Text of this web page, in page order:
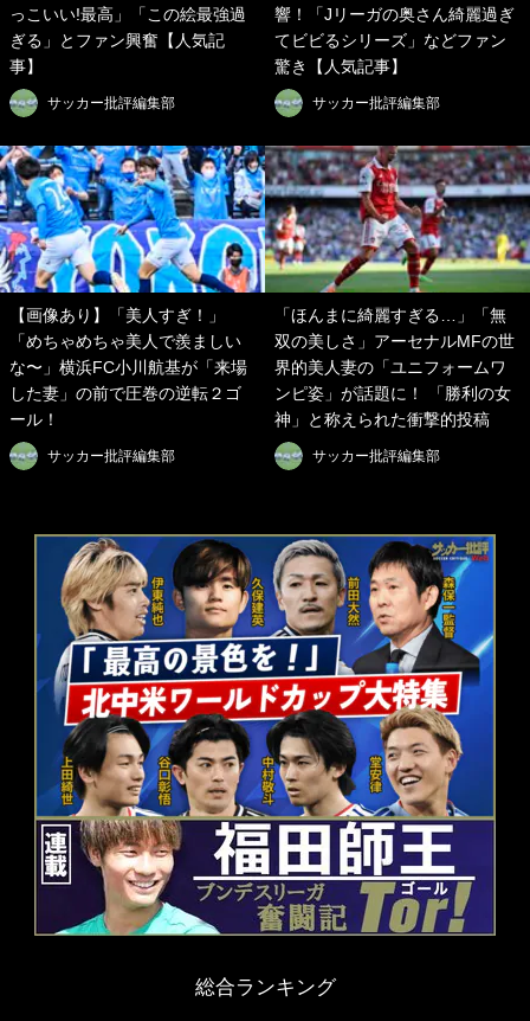
っこいい!最高」「この絵最強過
ぎる」とファン興奮【人気記
事】
サッカー批評編集部
響！「Jリーガの奥さん綺麗過ぎ
てビビるシリーズ」などファン
驚き【人気記事】
サッカー批評編集部
【画像あり】「美人すぎ！」
「めちゃめちゃ美人で羨ましい
な〜」横浜FC小川航基が「来場
した妻」の前で圧巻の逆転２ゴ
ール！
サッカー批評編集部
「ほんまに綺麗すぎる…」「無
双の美しさ」アーセナルMFの世
界的美人妻の「ユニフォームワ
ンピ姿」が話題に！ 「勝利の女
神」と称えられた衝撃的投稿
サッカー批評編集部
総合ランキング